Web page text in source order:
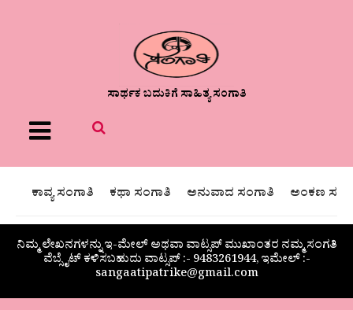
ಸಾರ್ಥಕ ಬದುಕಿಗೆ ಸಾಹಿತ್ಯ ಸಂಗಾತಿ
Menu
ಕಾವ್ಯ ಸಂಗಾತಿ ಕಥಾ ಸಂಗಾತಿ ಅನುವಾದ ಸಂಗಾತಿ ಅಂಕಣ
ನಿಮ್ಮ ಲೇಖನಗಳನ್ನು ಇ-ಮೇಲ್ ಅಥವಾ ವಾಟ್ಸಪ್ ಮುಖಾಂತರ ನಮ್ಮ ಸಂಗತಿ
ವೆಬ್ಸೈಟ್ ಕಳಿಸಬಹುದು ವಾಟ್ಸಪ್‌ :- 9483261944, ಇಮೇಲ್ :-
sangaatipatrike@gmail.com